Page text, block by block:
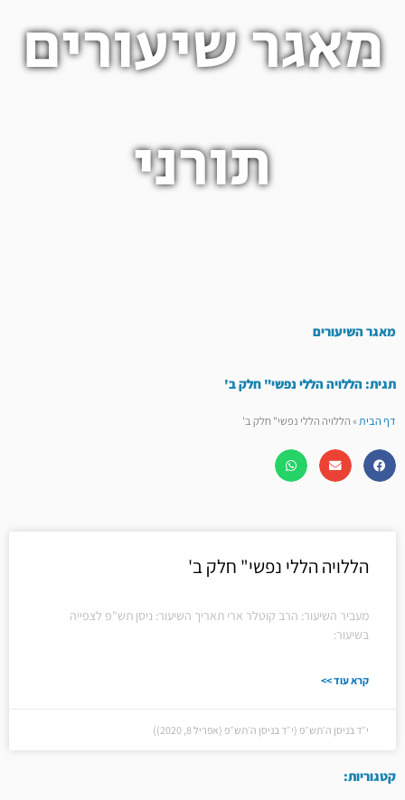
מאגר שיעורים
תורני
מאגר השיעורים
תגית: הללויה הללי נפשי" חלק ב'
דף הבית»הללויה הללי נפשי" חלק ב'
הללויה הללי נפשי" חלק ב'
מעביר השיעור: הרב קוטלר ארי תאריך השיעור: ניסן תש"פ לצפייה
בשיעור:
קרא עוד >>
י״ד בניסן ה׳תש״פ (י״ד בניסן ה׳תש״פ (אפריל 8, 2020))
קטגוריות: